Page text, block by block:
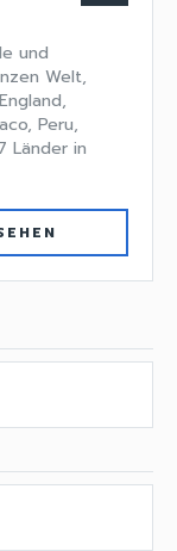
und
Welt,
Peru,
Länder in